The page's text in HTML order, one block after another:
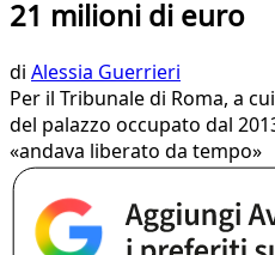
21 milioni di euro
di Alessia Guerrieri
Per il Tribunale di Roma, a
del palazzo occupato dal
«andava liberato da tempo»